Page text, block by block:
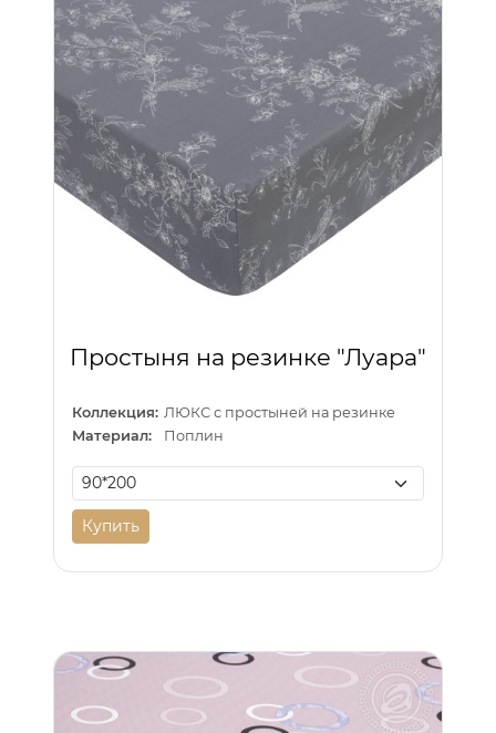
Простыня на резинке "Луара"
Коллекция: ЛЮКС с простыней на резинке
Материал:
Поплин
Купить